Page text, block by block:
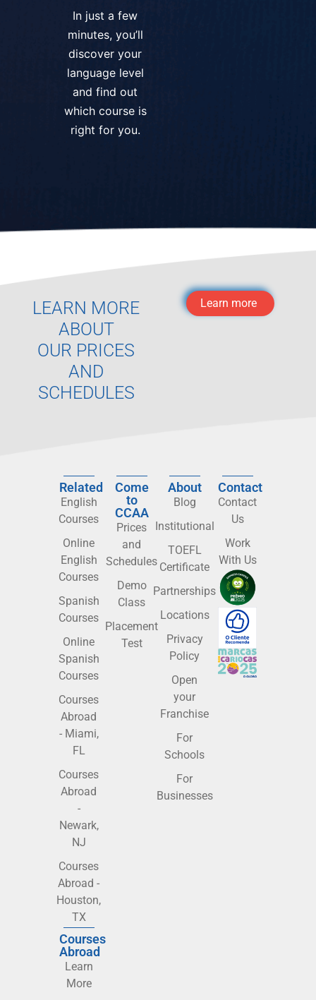
In just a few
minutes, you’ll
discover your
language level
and find out
which course is
right for you.
LEARN MORE
ABOUT
OUR PRICES
AND
SCHEDULES
Learn more
Related
English
Courses
Online
English
Courses
Spanish
Courses
Online
Spanish
Courses
Courses
Abroad
- Miami,
FL
Courses
Abroad
-
Newark,
NJ
Courses
Abroad -
Houston,
TX
Courses
Abroad
Learn
More
Come
to
CCAA
Prices
and
Schedules
Demo
Class
Placement
Test
About
Blog
Institutional
TOEFL
Certificate
Partnerships
Locations
Privacy
Policy
Open
your
Franchise
For
Schools
For
Businesses
Contact
Contact
Us
Work
With Us